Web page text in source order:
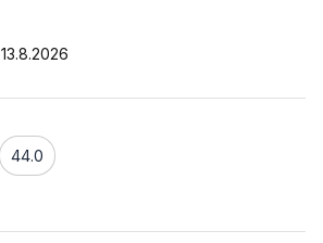
44.0
13.8.2026